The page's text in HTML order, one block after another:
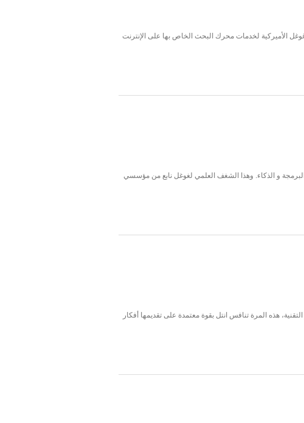
الأميركية لخدمات محرك البحث الخاص بها على الإنترنت
و الذكاء. وهذا الشغف العلمي لغوغل نابع من مؤسسي
هذه المرة تنافس انتل بقوة معتمدة على تقديمها أفكار